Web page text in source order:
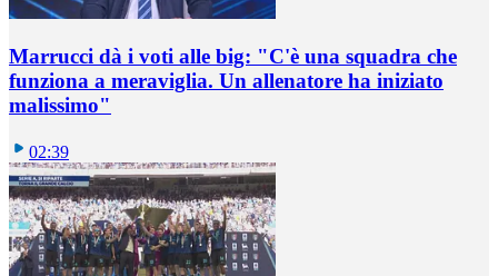
Marrucci dà i voti alle big: "C'è una squadra che
funziona a meraviglia. Un allenatore ha iniziato
malissimo"
02:39